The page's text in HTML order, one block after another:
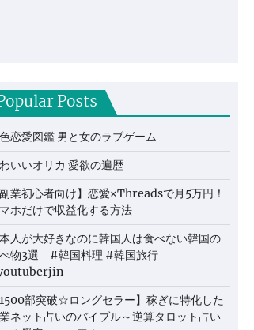
Posts
恋愛図鑑 男と女のラブゲーム
いいオリカ 愛欲の遍歴
副業初心者向け】恋愛×Threadsで月5万円！
ホだけで収益化する方法
人が大好きなのに韓国人は食べない韓国の
物3選 #韓国料理 #韓国旅行
1500部突破☆ロングセラー】稼ぎに特化した
ネット占いのバイブル～逆算タロット占い